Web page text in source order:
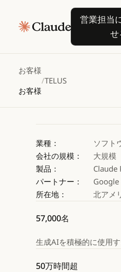
営業担当
せ
お客様
お客様
/TELUS
TELUS、
Claudeを
Claude を試す
業種：
ソフト
会社の規模：
大規模
製品：
Claude
パートナー：
Google
所在地：
北アメ
57,000名
生成AIを積極的に使用
50万時間超